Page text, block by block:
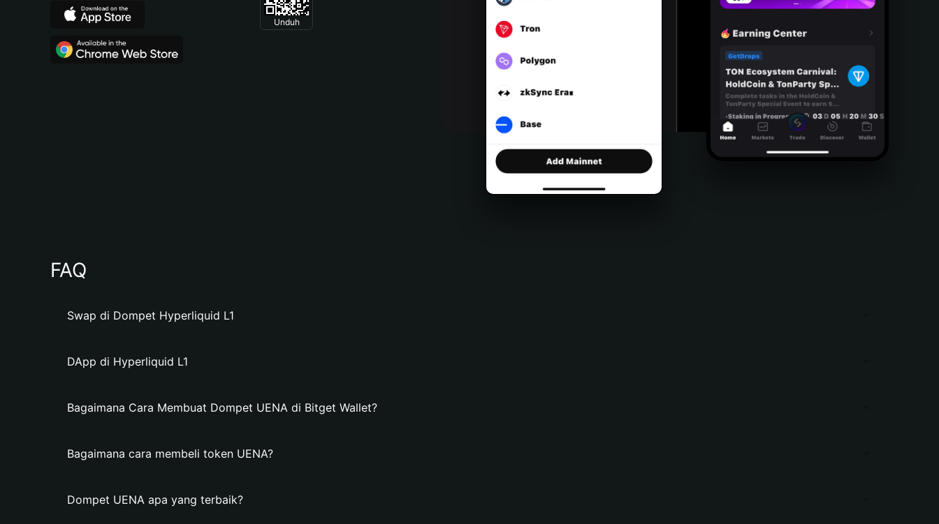
Unduh
FAQ
Swap di Dompet Hyperliquid L1
DApp di Hyperliquid L1
Bagaimana Cara Membuat Dompet UENA di Bitget Wallet?
Bagaimana cara membeli token UENA?
Dompet UENA apa yang terbaik?